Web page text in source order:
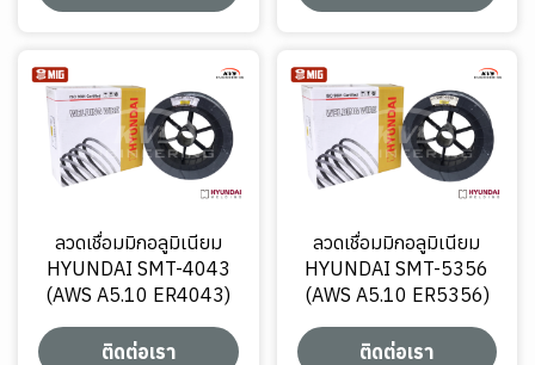
ลวดเชื่อมมิกอลูมิเนียม
HYUNDAI SMT-4043
(AWS A5.10 ER4043)
ติดต่อเรา
ลวดเชื่อมมิกอลูมิเนียม
HYUNDAI SMT-5356
(AWS A5.10 ER5356)
ติดต่อเรา